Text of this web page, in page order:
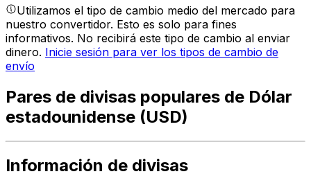
Utilizamos el tipo de cambio medio del mercado para
nuestro convertidor. Esto es solo para fines
informativos. No recibirá este tipo de cambio al enviar
dinero. Inicie sesión para ver los tipos de cambio de
envío
Pares de divisas populares de Dólar
estadounidense (USD)
Información de divisas